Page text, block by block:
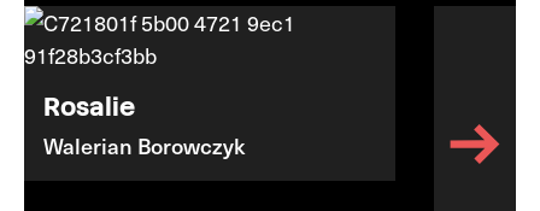
Rosalie
Walerian Borowczyk